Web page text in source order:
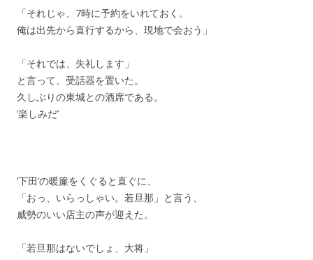
「それじゃ、7時に予約をいれておく。
俺は出先から直行するから、現地で会おう」
「それでは、失礼します」
と言って、受話器を置いた。
久しぶりの東城との酒席である。
‘楽しみだ’
‘下田’の暖簾をくぐると直ぐに、
「おっ、いらっしゃい。若旦那」と言う、
威勢のいい店主の声が迎えた。
「若旦那はないでしょ、大将」